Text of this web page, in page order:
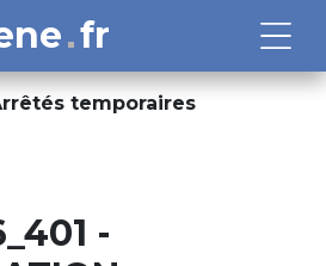
fr
temporaires
-